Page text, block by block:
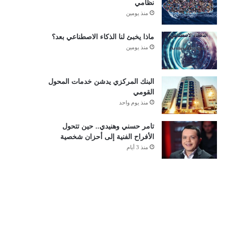
نظامي
منذ يومين
ماذا يخبئ لنا الذكاء الاصطناعي بعد؟
منذ يومين
البنك المركزي يدشن خدمات المحول
القومي
منذ يوم واحد
تامر حسني وهنيدي.. حين تتحول
الأفراح الفنية إلى أحزان شخصية
منذ 3 أيام